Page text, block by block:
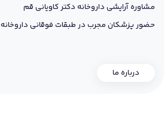
مشاوره آرایشی داروخانه دکتر کاویانی قم
حضور پزشکان مجرب در طبقات فوقانی داروخانه
درباره ما